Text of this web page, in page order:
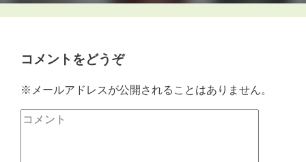
コメントをどうぞ
※メールアドレスが公開されることはありません。